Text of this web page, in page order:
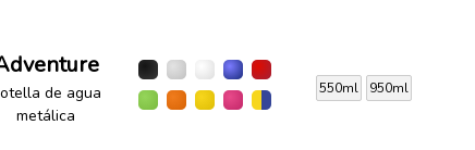
de agua
metálica
550ml 950ml